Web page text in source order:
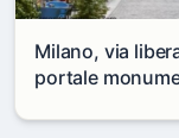
Milano, via
portale